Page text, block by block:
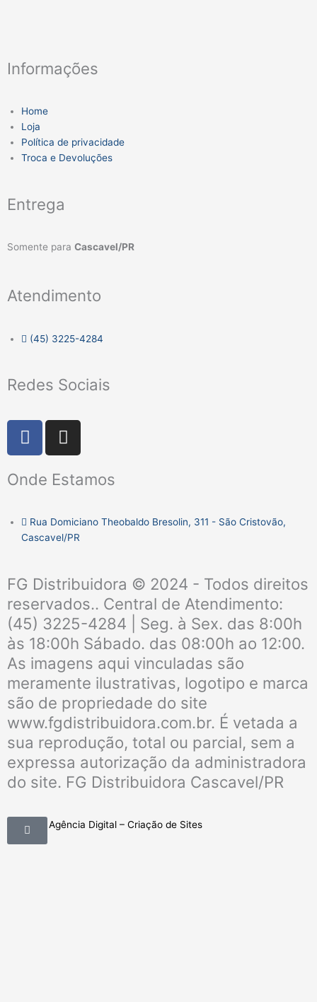
Informações
Home
Loja
Política de privacidade
Troca e Devoluções
Entrega
Somente para Cascavel/PR
Atendimento
(45) 3225-4284
Redes Sociais
F
a
e
o
o
I
n
t
g
r
Onde Estamos
Rua Domiciano Theobaldo Bresolin, 311 - São Cristovão,
Cascavel/PR
FG Distribuidora © 2024 - Todos direitos
reservados.. Central de Atendimento:
(45) 3225-4284 | Seg. à Sex. das 8:00h
às 18:00h Sábado. das 08:00h ao 12:00.
As imagens aqui vinculadas são
meramente ilustrativas, logotipo e marca
são de propriedade do site
www.fgdistribuidora.com.br. É vetada a
sua reprodução, total ou parcial, sem a
expressa autorização da administradora
do site. FG Distribuidora Cascavel/PR
Mobimkt Agência Digital – Criação de Sites